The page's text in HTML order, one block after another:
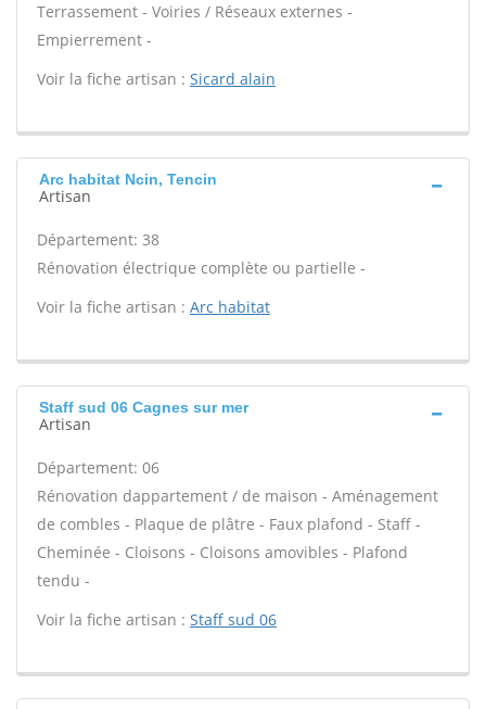
Terrassement - Voiries / Réseaux externes -
Empierrement -
Voir la fiche artisan : Sicard alain
Arc habitat Ncin, Tencin
Artisan
Département: 38
Rénovation électrique complète ou partielle -
Voir la fiche artisan : Arc habitat
Staff sud 06 Cagnes sur mer
Artisan
Département: 06
Rénovation dappartement / de maison - Aménagement
de combles - Plaque de plâtre - Faux plafond - Staff -
Cheminée - Cloisons - Cloisons amovibles - Plafond
tendu -
Voir la fiche artisan : Staff sud 06